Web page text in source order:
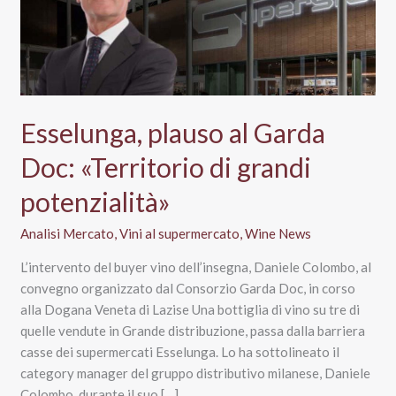
Esselunga, plauso al Garda
Doc: «Territorio di grandi
potenzialità»
Analisi Mercato,Vini al supermercato,Wine News
L’intervento del buyer vino dell’insegna, Daniele Colombo, al
convegno organizzato dal Consorzio Garda Doc, in corso
alla Dogana Veneta di Lazise Una bottiglia di vino su tre di
quelle vendute in Grande distribuzione, passa dalla barriera
casse dei supermercati Esselunga. Lo ha sottolineato il
category manager del gruppo distributivo milanese, Daniele